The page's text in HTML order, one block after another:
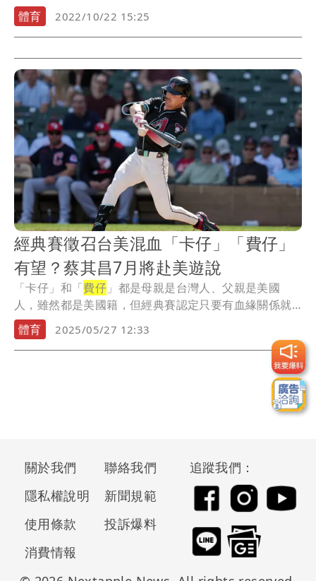
體育
2022/10/22 15:25
經典賽徵召台美混血「卡仔」「費仔」
有望？蔡其昌7月將赴美遊說
「卡仔」和「費仔 」都是母親是台灣人、父親是美國
人，雖然都是美國籍，但經典賽認定只要有血緣關係就
可以為...
體育 2025/05/27 12:33
關於我們
聯絡我們
隱私權說明
新聞規範
使用條款
投訴爆料
消費情報
追蹤我們：